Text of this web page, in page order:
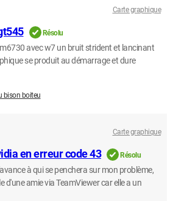
Carte graphique
Résolu
avec w7 un bruit strident et lancinant
se produit au démarrage et dure
bison boiteu
Carte graphique
en erreur code 43 Résolu
à qui se penchera sur mon problème,
d'une amie via TeamViewer car elle a un